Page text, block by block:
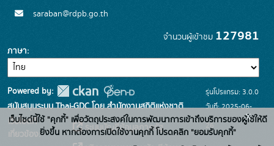
saraban@rdpb.go.th
จำนวนผู้เข้าชม 127981
ภาษา
Powered by:
สนับสนุนระบบ Thai-GDC โดย สำนักงานสถิติแห่งชาติ
เว็บไซต์ที่
เกี่ยวข้อง:
ระบบบัญชีข้อมูลภาครัฐ
รุ่นโปรแกรม: 3.0.0
วันที่: 2025-06-
26
เว็บไซต์นี้ใช้ "คุกกี้" เพื่อวัตถุประสงค์ในการพัฒนาการเข้าถึงบริการของผู้ใช้ให้ดี
ยิ่งขึ้น หากต้องการเปิดใช้งานคุกกี้ โปรดคลิก "ยอมรับคุกกี้"
x